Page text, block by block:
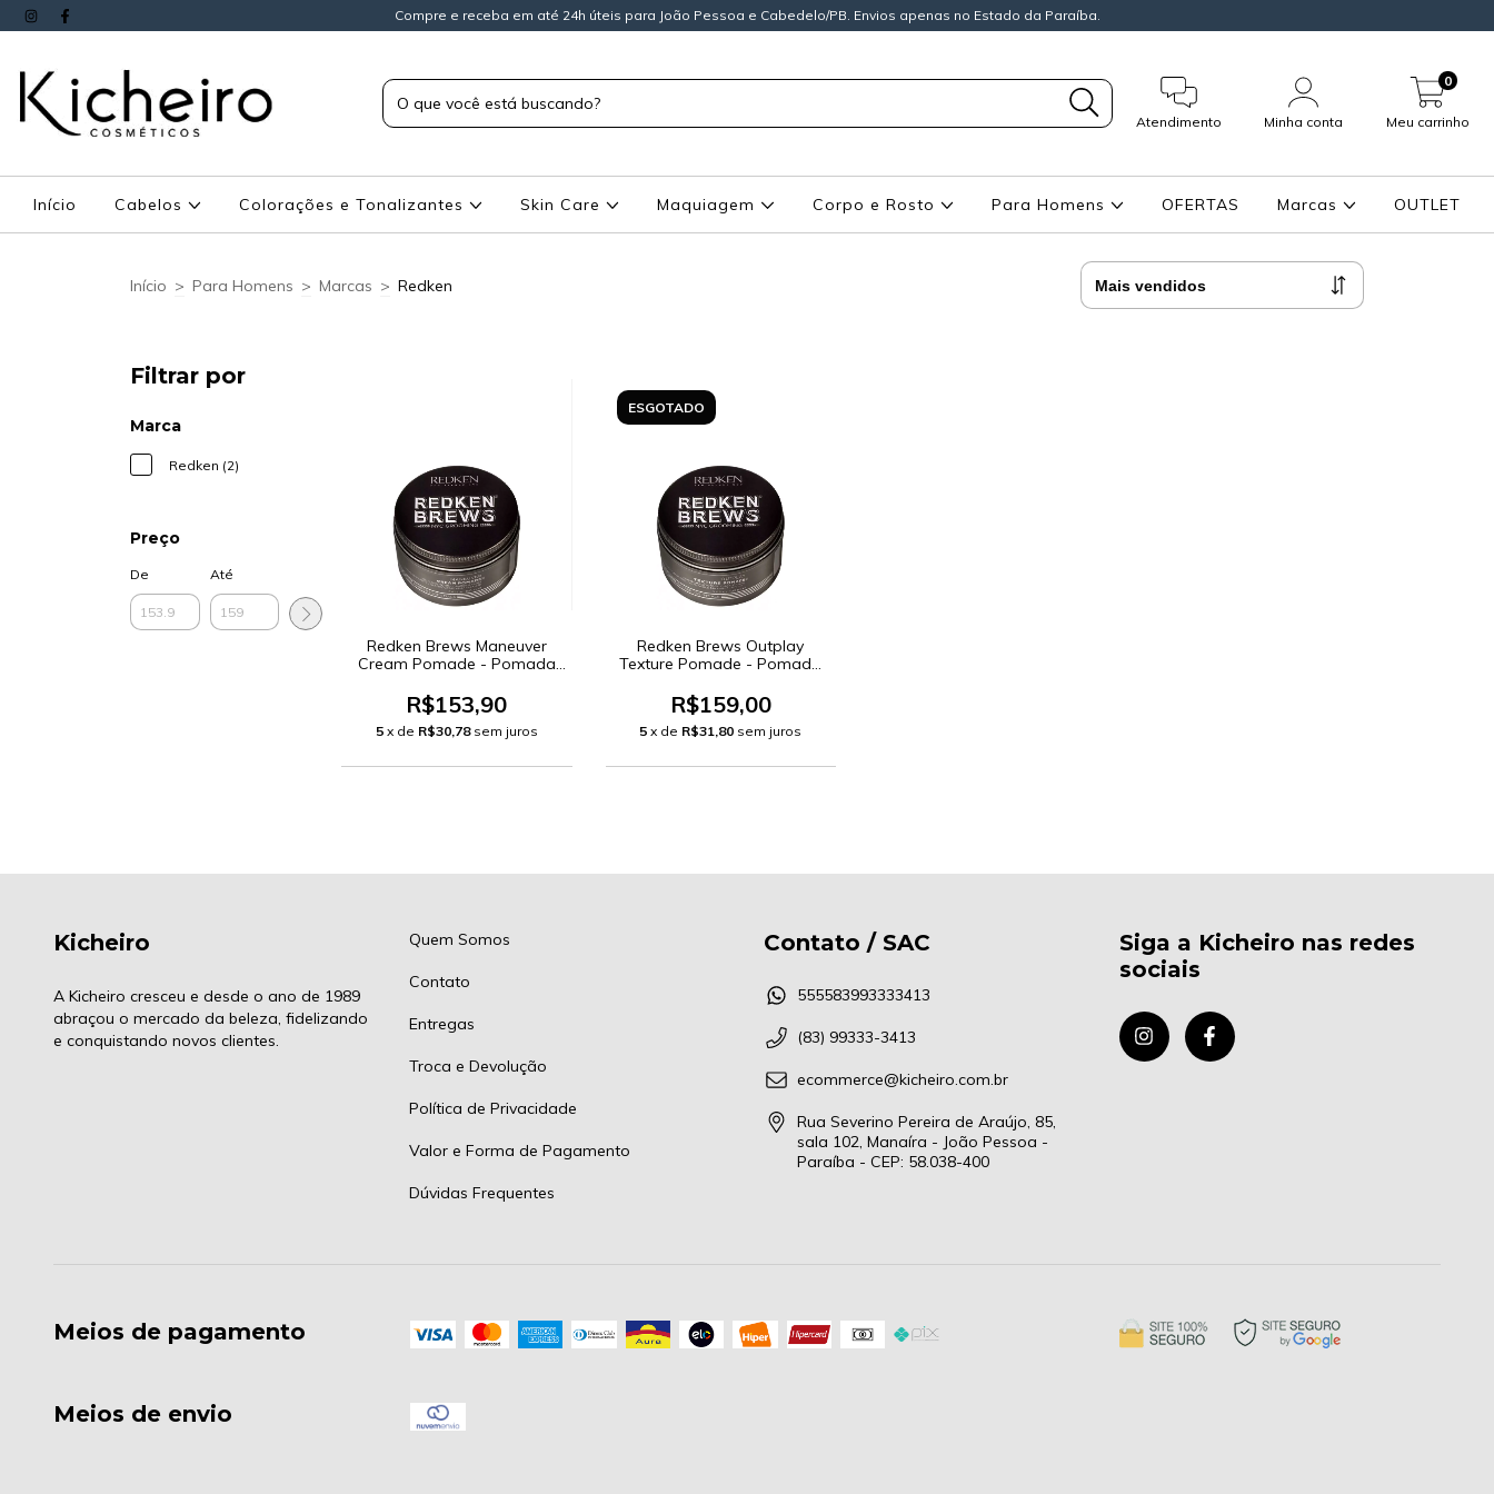
Compre e receba em até 24h úteis para João Pessoa e Cabedelo/PB. Envios apenas no Estado da Paraíba.
Atendimento Minha conta Meu carrinho
0
Início Cabelos Colorações e Tonalizantes Skin Care Maquiagem Corpo e Rosto Para Homens OFERTAS Marcas OUTLET
Início > Para Homens > Marcas > Redken
Filtrar por
Marca
Redken (2)
Preço
De Até
Redken Brews Maneuver
Cream Pomade - Pomada
R$153,90
5 x de R$30,78 sem juros
ESGOTADO
Redken Brews Outplay
Texture Pomade - Pomada
R$159,00
5 x de R$31,80 sem juros
Kicheiro
A Kicheiro cresceu e desde o ano de 1989
abraçou o mercado da beleza, fidelizando
e conquistando novos clientes.
Quem Somos
Contato
Entregas
Troca e Devolução
Política de Privacidade
Valor e Forma de Pagamento
Dúvidas Frequentes
Contato / SAC
555583993333413
(83) 99333-3413
ecommerce@kicheiro.com.br
Rua Severino Pereira de Araújo, 85,
sala 102, Manaíra - João Pessoa -
Paraíba - CEP: 58.038-400
Siga a Kicheiro nas redes
sociais
Meios de pagamento
Meios de envio